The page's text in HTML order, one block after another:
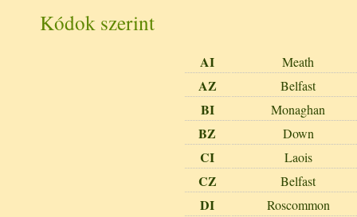
Kódok szerint
AI Meath
AZ Belfast
BI Monaghan
BZ Down
CI Laois
CZ Belfast
DI Roscommon